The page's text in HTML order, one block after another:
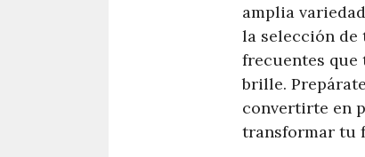
amplia
la selección de
frecuentes que
brille.
convertirte en
transformar tu